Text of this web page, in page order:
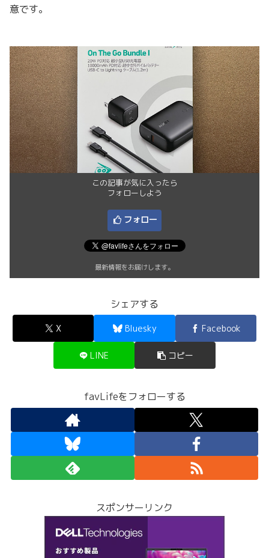
意です。
この記事が気に入ったら
フォローしよう
フォロー
最新情報をお届けします。
シェアする
X Bluesky Facebook
LINE コピー
favLifeをフォローする
スポンサーリンク